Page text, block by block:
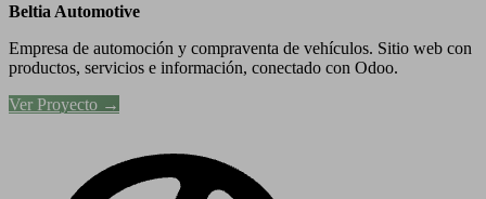
Beltia Automotive
Empresa de automoción y compraventa de vehículos. Sitio web con
productos, servicios e información, conectado con Odoo.
Ver Proyecto →